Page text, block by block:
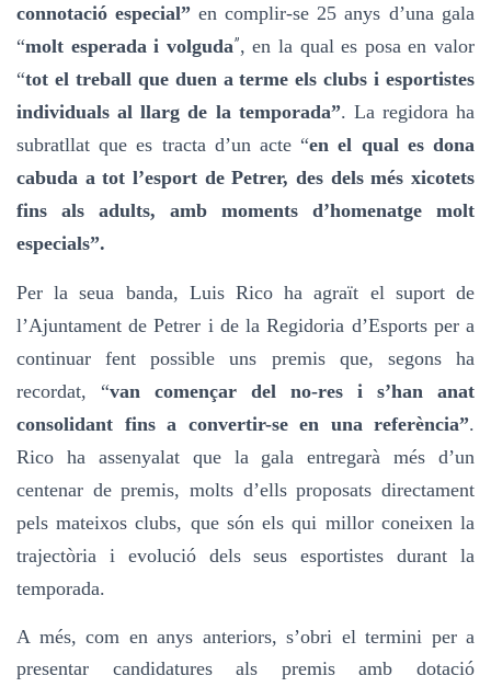
connotació especial” en complir-se 25 anys d’una gala
“molt esperada i volguda”, en la qual es posa en valor
“tot el treball que duen a terme els clubs i esportistes
individuals al llarg de la temporada”. La regidora ha
subratllat que es tracta d’un acte “en el qual es dona
cabuda a tot l’esport de Petrer, des dels més xicotets
fins als adults, amb moments d’homenatge molt
especials”.
Perla seua banda, Luis Rico ha agraït el suport de
l’Ajuntament de Petrer i de la Regidoria d’Esports per a
continuar fent possible uns premis que, segons ha
recordat, “van començar del no-res i s’han anat
consolidant fins a convertir-se en una referència”.
Rico ha assenyalat que la gala entregarà més d’un
centenar de premis, molts d’ells proposats directament
pelsmateixos clubs, que són els qui millor coneixen la
trajectòria i evolució dels seus esportistes durant la
temporada.
A més, com en anys anteriors, s’obri el termini per a
presentar candidatures als premis amb dotació